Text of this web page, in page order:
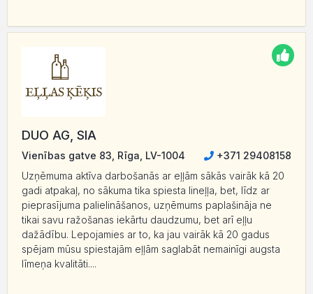
DUO AG, SIA
Vienības gatve 83, Rīga, LV-1004
+371 29408158
Uzņēmuma aktīva darbošanās ar eļļām sākās vairāk kā 20
gadi atpakaļ, no sākuma tika spiesta lineļļa, bet, līdz ar
pieprasījuma palielināšanos, uzņēmums paplašināja ne
tikai savu ražošanas iekārtu daudzumu, bet arī eļļu
dažādību. Lepojamies ar to, ka jau vairāk kā 20 gadus
spējam mūsu spiestajām eļļām saglabāt nemainīgi augsta
līmeņa kvalitāti....